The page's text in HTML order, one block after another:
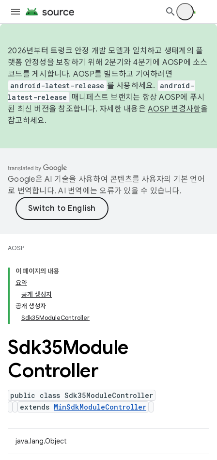
2026년부터 트렁크 안정 개발 모델과 일치하고 생태계의 플
랫폼 안정성을 보장하기 위해 2분기와 4분기에 AOSP에 소스
코드를 게시합니다. AOSP를 빌드하고 기여하려면
android-latest-release 를 사용하세요.
android-
latest-release
매니페스트 브랜치는 항상 AOSP에 푸시
된 최신 버전을 참조합니다. 자세한 내용은 AOSP 변경사항을
참고하세요.
Google은 AI 기술을 사용하여 콘텐츠를 사용자의 기본 언어
로 번역합니다. AI 번역에는 오류가 있을 수 있습니다.
AOSP
이 페이지의 내용
요약
공개 생성자
공개 생성자
Sdk35ModuleController
Sdk35Module
Controller
public class Sdk35ModuleController
extends MinSdkModuleController
java.lang.Object